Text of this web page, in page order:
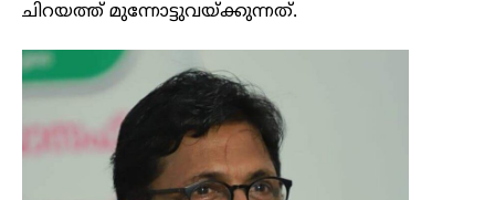
ചിറയത്ത് മുന്നോട്ടുവയ്ക്കുന്നത്.